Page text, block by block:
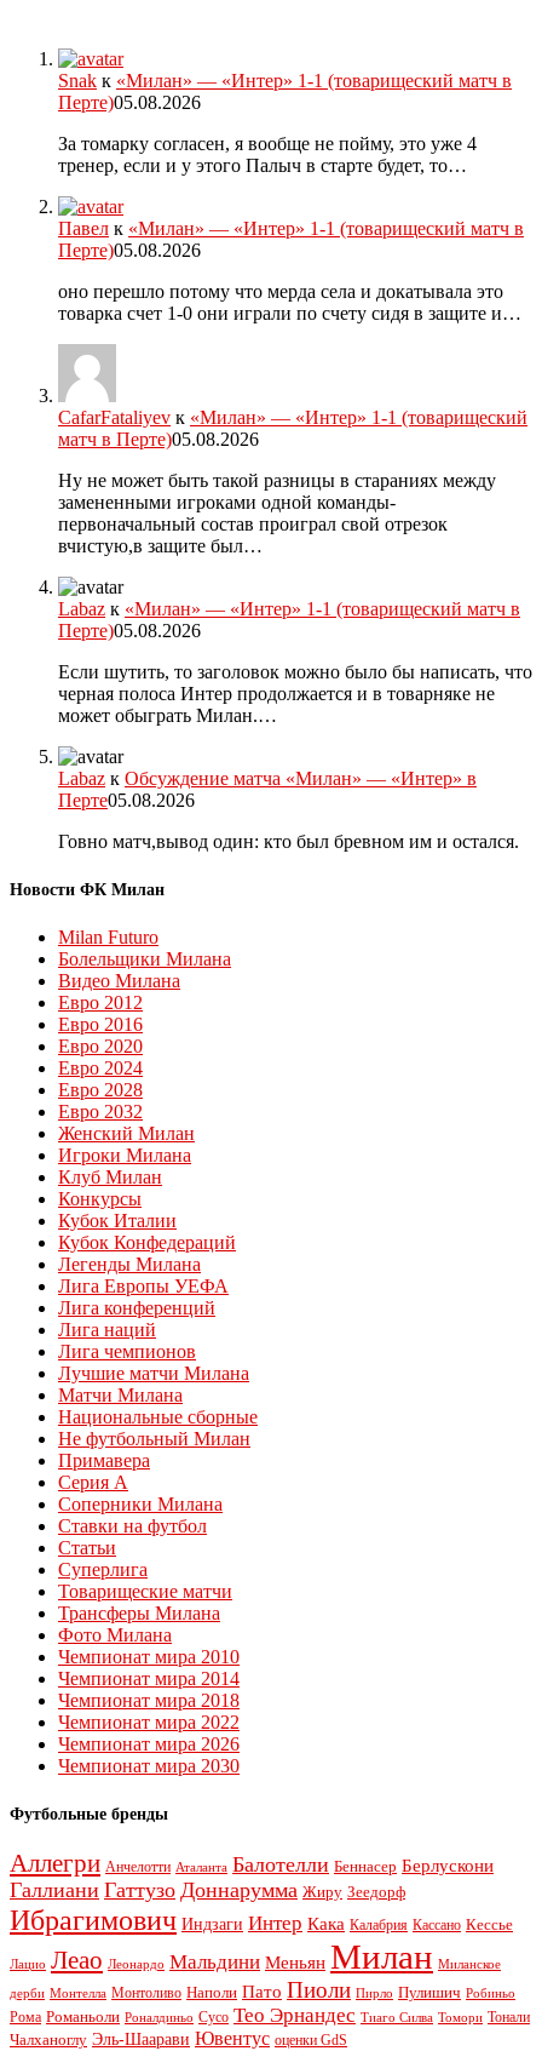
Snak к «Милан» — «Интер» 1-1 (товарищеский матч в
Перте)05.08.2026
За томарку согласен, я вообще не пойму, это уже 4
тренер, если и у этого Палыч в старте будет, то…
Павел к «Милан» — «Интер» 1-1 (товарищеский матч в
Перте)05.08.2026
оно перешло потому что мерда села и докатывала это
товарка счет 1-0 они играли по счету сидя в защите и…
CafarFataliyev к «Милан» — «Интер» 1-1 (товарищеский
матч в Перте)05.08.2026
Ну не может быть такой разницы в стараниях между
замененными игроками одной команды-
первоначальный состав проиграл свой отрезок
вчистую,в защите был…
Labaz к «Милан» — «Интер» 1-1 (товарищеский матч в
Перте)05.08.2026
Если шутить, то заголовок можно было бы написать, что
черная полоса Интер продолжается и в товарняке не
может обыграть Милан.…
Labaz к Обсуждение матча «Милан» — «Интер» в
Перте05.08.2026
Говно матч,вывод один: кто был бревном им и остался.
Новости ФК Милан
Milan Futuro
Болельщики Милана
Видео Милана
Евро 2012
Евро 2016
Евро 2020
Евро 2024
Евро 2028
Евро 2032
Женский Милан
Игроки Милана
Клуб Милан
Конкурсы
Кубок Италии
Кубок Конфедераций
Легенды Милана
Лига Европы УЕФА
Лига конференций
Лига наций
Лига чемпионов
Лучшие матчи Милана
Матчи Милана
Национальные сборные
Не футбольный Милан
Примавера
Серия А
Соперники Милана
Ставки на футбол
Статьи
Суперлига
Товарищеские матчи
Трансферы Милана
Фото Милана
Чемпионат мира 2010
Чемпионат мира 2014
Чемпионат мира 2018
Чемпионат мира 2022
Чемпионат мира 2026
Чемпионат мира 2030
Футбольные бренды
Аллегри Анчелотти Аталанта Балотелли Беннасер Берлускони
Галлиани Гаттузо Доннарумма Жиру Зеедорф
Ибрагимович Индзаги Интер Кака Калабрия Кассано Кессье
Лацио Леао Леонардо Мальдини Меньян Милан Миланское
дерби Монтелла Монтоливо Наполи Пато Пиоли Пирло Пулишич Робиньо
Рома Романьоли Роналдиньо Сусо Тео Эрнандес Тиаго Силва Томори Тонали
Чалханоглу Эль-Шаарави Ювентус оценки GdS